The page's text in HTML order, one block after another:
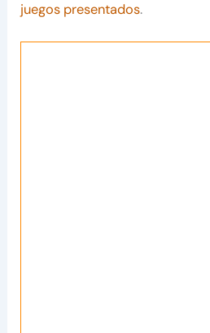
juegos presentados.